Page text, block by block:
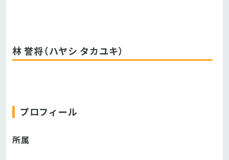
林 誉将（ハヤシ タカユキ）
プロフィール
所属